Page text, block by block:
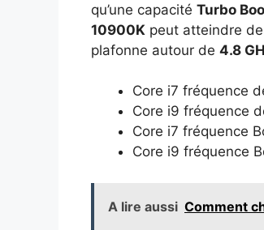
qu’une capacité Turbo
10900K peut atteindre
plafonne autour de 4.8
Core i7 fréquence
Core i9 fréquence
Core i7 fréquence
Core i9 fréquence
A lire aussi Comment